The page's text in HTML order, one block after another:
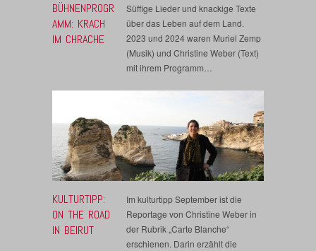
BÜHNENPROGR
AMM: KRACH
IM CHRACHE
Süffige Lieder und knackige Texte
über das Leben auf dem Land.
2023 und 2024 waren Muriel Zemp
(Musik) und Christine Weber (Text)
mit ihrem Programm…
KULTURTIPP:
ON THE ROAD
IN BEIRUT
Im kulturtipp September ist die
Reportage von Christine Weber in
der Rubrik „Carte Blanche“
erschienen. Darin erzählt die